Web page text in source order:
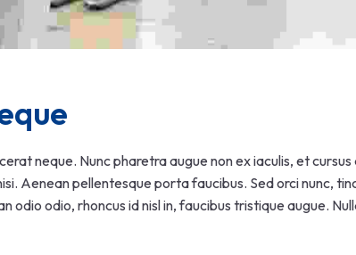
neque. Nunc pharetra augue non ex iaculis, et cursus
Aenean pellentesque porta faucibus. Sed orci nunc,
odio, rhoncus id nisl in, faucibus tristique augue.